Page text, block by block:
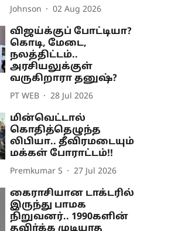
Johnson 02 Aug 2026
விஜய்க்குப் போட்டியா?
கொடி, மேடை,
நலத்திட்டம்..
அரசியலுக்குள்
வருகிறாரா தனுஷ்?
PT WEB 28 Jul 2026
மின்வெட்டால்
கொதித்தெழுந்த
லிபியா.. தீவிரமடையும்
மக்கள் போராட்டம்!!
Premkumar S 27 Jul 2026
கைராசியான டாக்டரில்
இருந்து பாமக
நிறுவனர்.. 1990களின்